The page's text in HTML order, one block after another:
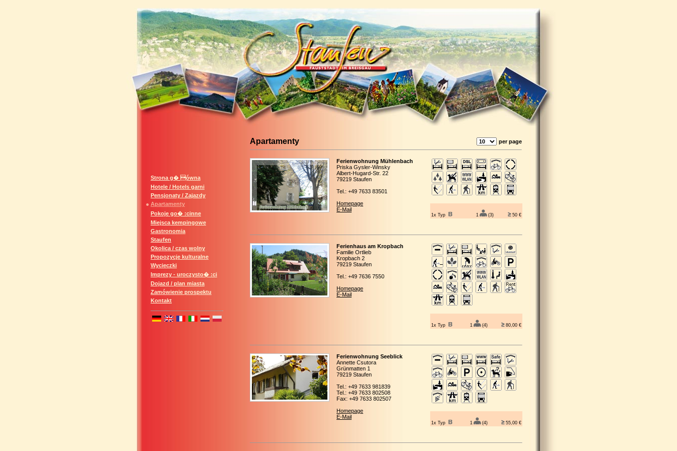
Strona g� ówna
Hotele / Hotels garni
Pensjonaty / Zajazdy
Apartamenty
Pokoje go� :cinne
Miejsca kempingowe
Gastronomia
Staufen
Okolica / czas wolny
Propozycje kulturalne
Wycieczki
Imprezy - uroczysto� :ci
Dojazd / plan miasta
Zamówienie prospektu
Kontakt
Apartamenty per page
Ferienwohnung Mühlenbach
Priska Gysler-Winsky
Albert-Hugard-Str. 22
79219 Staufen
Tel.: +49 7633 83501
Homepage
E-Mail
1x Typ 1 (3) 50 €
Ferienhaus am Kropbach
Familie Ortlieb
Kropbach 2
79219 Staufen
Tel.: +49 7636 7550
Homepage
E-Mail
1x Typ 1 (4) 80,00 €
Ferienwohnung Seeblick
Annette Csutora
Grünmatten 1
79219 Staufen
Tel.: +49 7633 981839
Tel.: +49 7633 802508
Fax: +49 7633 802507
Homepage
E-Mail
1x Typ 1 (4) 55,00 €